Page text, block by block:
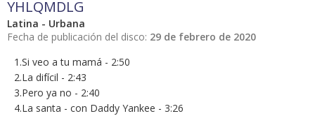
YHLQMDLG
Latina - Urbana
Fecha de publicación del disco: 29 de febrero de 2020
1.Si veo a tu mamá - 2:50
2.La difícil - 2:43
3.Pero ya no - 2:40
4.La santa - con Daddy Yankee - 3:26